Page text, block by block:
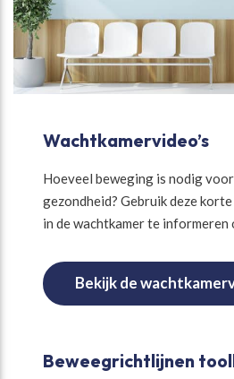
Wachtkamervideo’s
Hoeveel beweging is nodig
gezondheid? Gebruik deze
in de wachtkamer te informeren
Bekijk de
Beweegrichtlijnen